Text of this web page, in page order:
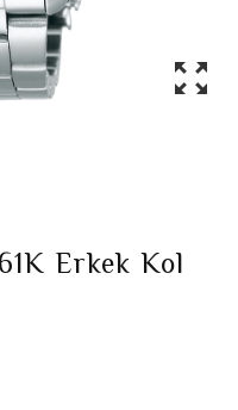
Erkek Kol